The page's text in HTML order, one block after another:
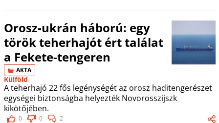
Orosz-ukrán háború: egy
török teherhajót ért találat
a Fekete-tengeren
AKTA
Külföld
A teherhajó 22 fős legénységét az orosz haditengerészet
egységei biztonságba helyezték Novorosszijszk
kikötőjében.
0 0 2